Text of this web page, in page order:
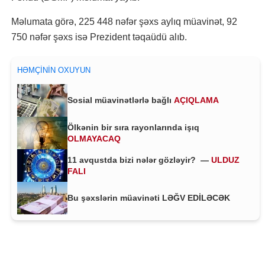
Məlumata görə, 225 448 nəfər şəxs aylıq müavinət, 92
750 nəfər şəxs isə Prezident təqaüdü alıb.
HƏMÇININ OXUYUN
Sosial müavinətlərlə bağlı AÇIQLAMA
Ölkənin bir sıra rayonlarında işıq
OLMAYACAQ
11 avqustda bizi nələr gözləyir? — ULDUZ
FALI
Bu şəxslərin müavinəti LƏĞV EDİLƏCƏK